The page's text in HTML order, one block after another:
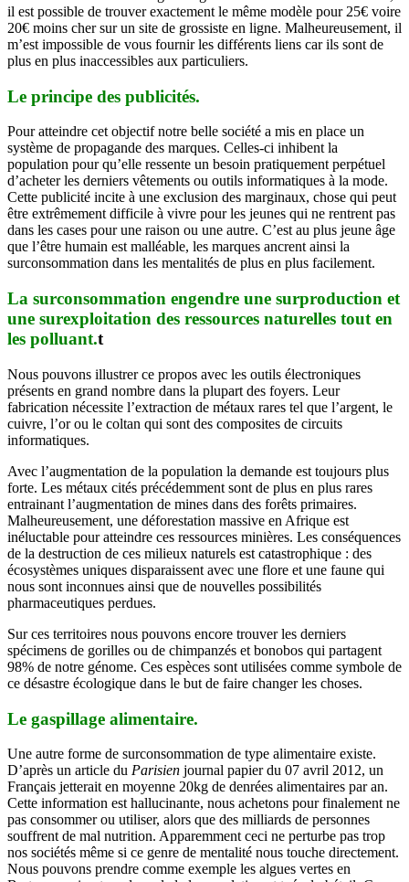
il est possible de trouver exactement le même modèle pour 25€ voire
20€ moins cher sur un site de grossiste en ligne. Malheureusement, il
m’est impossible de vous fournir les différents liens car ils sont de
plus en plus inaccessibles aux particuliers.
Le principe des publicités.
Pour atteindre cet objectif notre belle société a mis en place un
système de propagande des marques. Celles-ci inhibent la
population pour qu’elle ressente un besoin pratiquement perpétuel
d’acheter les derniers vêtements ou outils informatiques à la mode.
Cette publicité incite à une exclusion des marginaux, chose qui peut
être extrêmement difficile à vivre pour les jeunes qui ne rentrent pas
dans les cases pour une raison ou une autre. C’est au plus jeune âge
que l’être humain est malléable, les marques ancrent ainsi la
surconsommation dans les mentalités de plus en plus facilement.
La surconsommation engendre une surproduction et
une surexploitation des ressources naturelles tout en
les polluant.t
Nous pouvons illustrer ce propos avec les outils électroniques
présents en grand nombre dans la plupart des foyers. Leur
fabrication nécessite l’extraction de métaux rares tel que l’argent, le
cuivre, l’or ou le coltan qui sont des composites de circuits
informatiques.
Avec l’augmentation de la population la demande est toujours plus
forte. Les métaux cités précédemment sont de plus en plus rares
entrainant l’augmentation de mines dans des forêts primaires.
Malheureusement, une déforestation massive en Afrique est
inéluctable pour atteindre ces ressources minières. Les conséquences
de la destruction de ces milieux naturels est catastrophique : des
écosystèmes uniques disparaissent avec une flore et une faune qui
nous sont inconnues ainsi que de nouvelles possibilités
pharmaceutiques perdues.
Sur ces territoires nous pouvons encore trouver les derniers
spécimens de gorilles ou de chimpanzés et bonobos qui partagent
98% de notre génome. Ces espèces sont utilisées comme symbole de
ce désastre écologique dans le but de faire changer les choses.
Le gaspillage alimentaire.
Une autre forme de surconsommation de type alimentaire existe.
D’après un article du Parisien journal papier du 07 avril 2012, un
Français jetterait en moyenne 20kg de denrées alimentaires par an.
Cette information est hallucinante, nous achetons pour finalement ne
pas consommer ou utiliser, alors que des milliards de personnes
souffrent de mal nutrition. Apparemment ceci ne perturbe pas trop
nos sociétés même si ce genre de mentalité nous touche directement.
Nous pouvons prendre comme exemple les algues vertes en